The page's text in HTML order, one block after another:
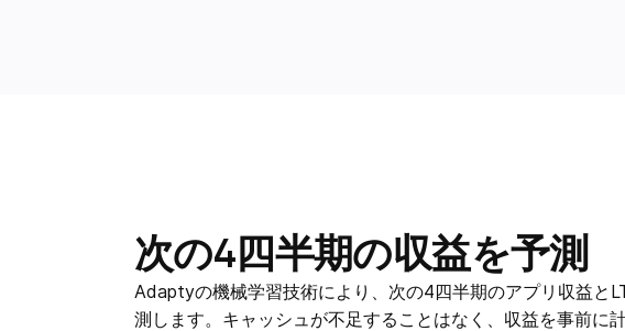
次の4四半期の収益を予測
Adaptyの機械学習技術により、次の4四半期のアプリ収益と
測します。キャッシュが不足することはなく、収益を事前に計